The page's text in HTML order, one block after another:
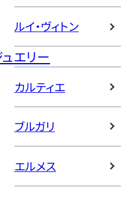
ルイ・ヴィトン
エリー
カルティエ
ブルガリ
エルメス